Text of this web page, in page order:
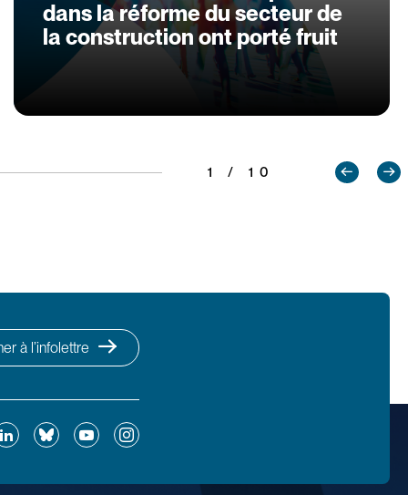
dans la réforme du secteur de
la construction ont porté fruit
1 / 10
à l’infolettre
BlueskyYouTubeInstagram